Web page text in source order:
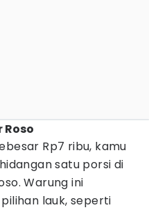
Roso
Rp7 ribu, kamu
satu porsi di
Warung ini
lauk, seperti